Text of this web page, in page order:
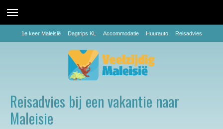
1e keer Maleisië Dagtrips KL Accommodatie Huurauto Reisadvies
Reisadvies bij een vakantie naar
Maleisie